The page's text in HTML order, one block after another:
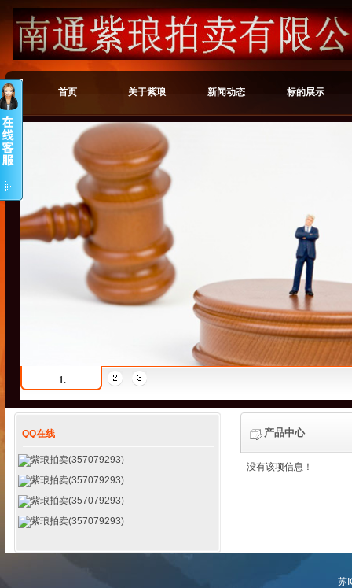
首页 关于紫琅 新闻动态 标的展示
1.
QQ在线
紫琅拍卖(357079293)
紫琅拍卖(357079293)
紫琅拍卖(357079293)
紫琅拍卖(357079293)
产品中心
没有该项信息！
苏